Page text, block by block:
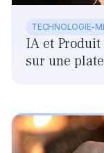
TECHNOLOGIE-
IA et
sur une